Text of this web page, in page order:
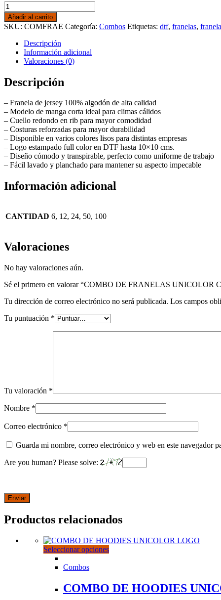
COMBO
DE
FRANELAS
UNICOLOR
CON
LOGO
PECHO
cantidad
Añadir al carrito
SKU: COMFRAE Categoría: Combos Etiquetas: dtf, franelas,
Descripción
Información adicional
Valoraciones (0)
Descripción
– Franela de jersey 100% algodón de alta calidad
– Modelo de manga corta ideal para climas cálidos
– Cuello redondo en rib para mayor comodidad
– Costuras reforzadas para mayor durabilidad
– Disponible en varios colores lisos para distintas empresas
– Logo estampado full color en DTF hasta 10×10 cms.
– Diseño cómodo y transpirable, perfecto como uniforme de trabajo
– Fácil lavado y planchado para mantener su aspecto impecable
Información adicional
CANTIDAD 6, 12, 24, 50, 100
Valoraciones
No hay valoraciones aún.
Sé el primero en valorar “COMBO DE FRANELAS UNICOLOR
Tu dirección de correo electrónico no será publicada. Los campos
Tu puntuación *
Tu valoración *
Nombre *
Correo electrónico *
Guarda mi nombre, correo electrónico y web en este navegador
Are you human? Please solve:
Productos relacionados
Seleccionar opcionesEste
variantes.
Las
Combos
COMBO DE HOODIES